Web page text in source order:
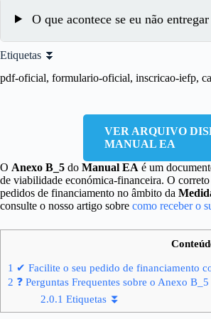
O que acontece se eu não
Etiquetas ⏬
pdf-oficial, formulario-oficial, inscricao-iefp,
VER ARQUIVO
MANUAL EA
O Anexo B_5 do Manual EA é um
de viabilidade económica-financeira. O
pedidos de financiamento no âmbito da
consulte o nosso artigo sobre como receber o
1 ✔ Facilite o seu pedido de financiamento
2 ❓ Perguntas Frequentes sobre o Anexo
2.0.1 Etiquetas ⏬